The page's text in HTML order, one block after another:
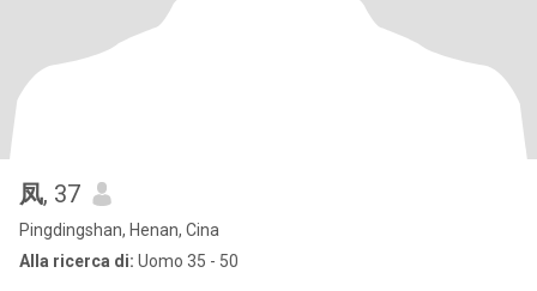
凤, 37
Pingdingshan, Henan, Cina
Alla ricerca di: Uomo 35 - 50